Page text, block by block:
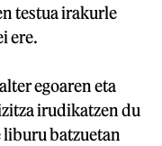
testua irakurle
ere.
egoaren eta
irudikatzen du
liburu batzuetan